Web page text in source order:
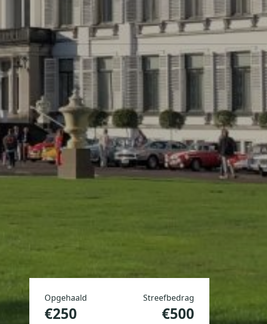
Opgehaald
€250
Streefbedrag
€500